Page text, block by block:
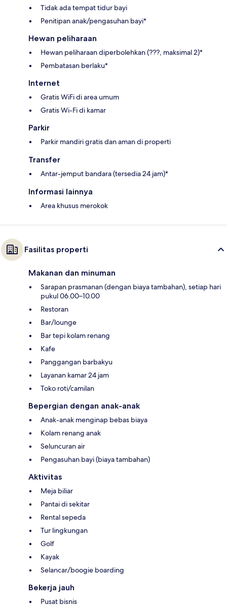
Tidak ada tempat tidur bayi
Penitipan anak/pengasuhan bayi*
Hewan peliharaan
Hewan peliharaan diperbolehkan (???, maksimal 2)*
Pembatasan berlaku*
Internet
Gratis WiFi di area umum
Gratis Wi-Fi di kamar
Parkir
Parkir mandiri gratis dan aman di properti
Transfer
Antar-jemput bandara (tersedia 24 jam)*
Informasi lainnya
Area khusus merokok
Fasilitas properti
Makanan dan minuman
Sarapan prasmanan (dengan biaya tambahan), setiap hari
pukul 06.00–10.00
Restoran
Bar/lounge
Bar tepi kolam renang
Kafe
Panggangan barbakyu
Layanan kamar 24 jam
Toko roti/camilan
Bepergian dengan anak-anak
Anak-anak menginap bebas biaya
Kolam renang anak
Seluncuran air
Pengasuhan bayi (biaya tambahan)
Aktivitas
Meja biliar
Pantai di sekitar
Rental sepeda
Tur lingkungan
Golf
Kayak
Selancar/boogie boarding
Bekerja jauh
Pusat bisnis